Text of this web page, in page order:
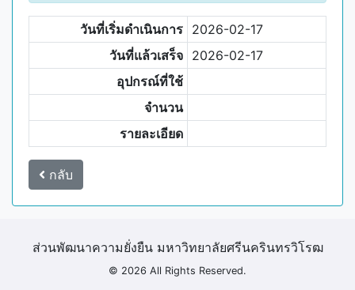
วันที่เริ่มดำเนินการ 2026-02-17
วันที่แล้วเสร็จ 2026-02-17
อุปกรณ์ที่ใช้
จำนวน
รายละเอียด
กลับ
ส่วนพัฒนาความยั่งยืน มหาวิทยาลัยศรีนครินทรวิโรฒ
© 2026 All Rights Reserved.